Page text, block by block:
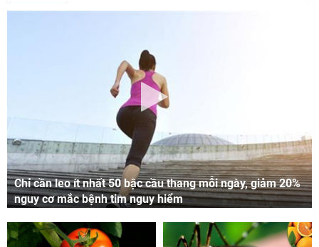
Chỉ cần leo ít nhất 50 bậc cầu thang mỗi ngày, giảm 20%
nguy cơ mắc bệnh tim nguy hiểm